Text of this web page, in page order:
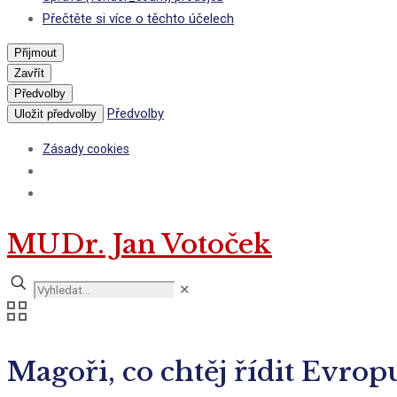
Přečtěte si více o těchto účelech
Přijmout
Zavřít
Předvolby
Uložit předvolby
Předvolby
Zásady cookies
MUDr. Jan Votoček
✕
Magoři, co chtěj řídit